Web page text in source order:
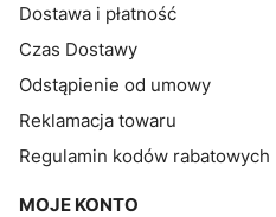
Dostawa i płatność
Czas Dostawy
Odstąpienie od umowy
Reklamacja towaru
Regulamin kodów rabatowych
MOJE KONTO